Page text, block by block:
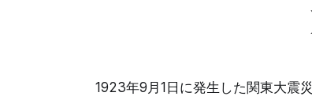
1923年9月1日に発生した関東大震